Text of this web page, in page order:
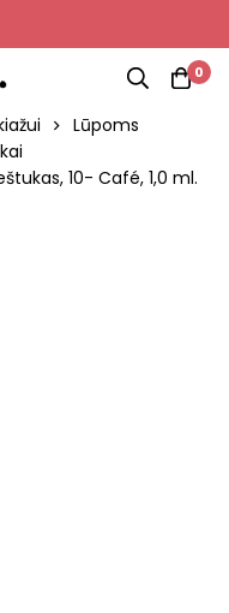
0
Lūpoms
10- Café, 1,0 ml.